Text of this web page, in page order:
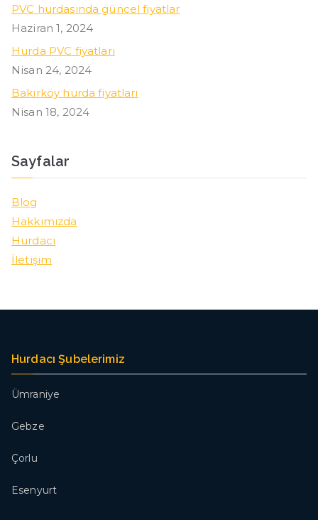
PVC hurdasında güncel fiyatlar
Haziran 1, 2024
Hurda PVC fiyatları
Nisan 24, 2024
Bakırköy hurda fiyatları
Nisan 18, 2024
Sayfalar
Blog
Hakkımızda
Hurdacı
İletişim
Hurdacı Şubelerimiz
Ümraniye
Gebze
Çorlu
Esenyurt